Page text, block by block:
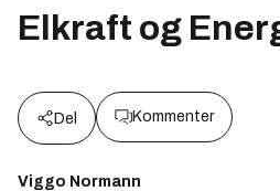
Elkraft og
Del Kommenter
Viggo Normann